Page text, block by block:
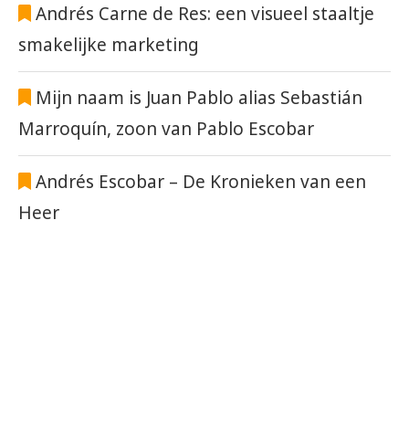
Andrés Carne de Res: een visueel staaltje
smakelijke marketing
Mijn naam is Juan Pablo alias Sebastián
Marroquín, zoon van Pablo Escobar
Andrés Escobar – De Kronieken van een
Heer